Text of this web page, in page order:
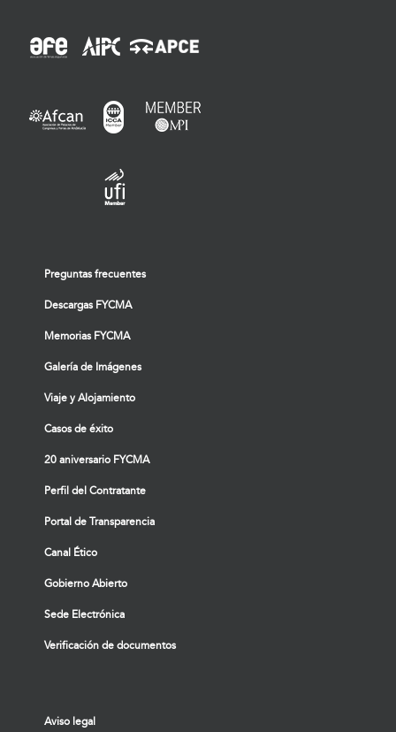
Preguntas frecuentes
Descargas FYCMA
Memorias FYCMA
Galería de Imágenes
Viaje y Alojamiento
Casos de éxito
20 aniversario FYCMA
Perfil del Contratante
Portal de Transparencia
Canal Ético
Gobierno Abierto
Sede Electrónica
Verificación de documentos
Aviso legal